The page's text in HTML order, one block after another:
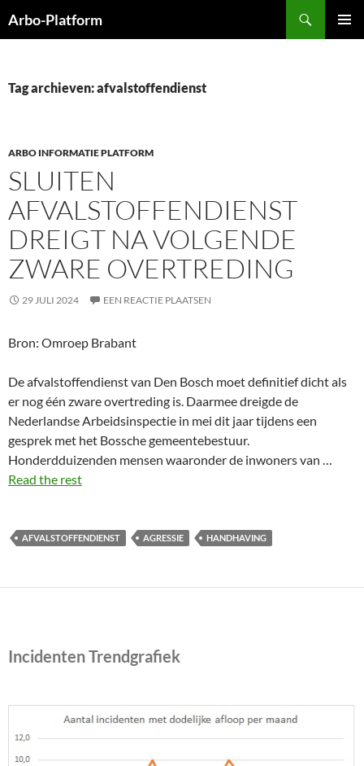
naar
Arbo-Platform
Tag archieven: afvalstoffendienst
ARBO INFORMATIE PLATFORM
SLUITEN
AFVALSTOFFENDIENST
DREIGT NA VOLGENDE
ZWARE OVERTREDING
29 JULI 2024 EEN REACTIE PLAATSEN
Bron: Omroep Brabant
De afvalstoffendienst van Den Bosch moet definitief dicht als
er nog één zware overtreding is. Daarmee dreigde de
Nederlandse Arbeidsinspectie in mei dit jaar tijdens een
gesprek met het Bossche gemeentebestuur.
Honderdduizenden mensen waaronder de inwoners van …
Read the rest
AFVALSTOFFENDIENST AGRESSIE HANDHAVING
Incidenten Trendgrafiek